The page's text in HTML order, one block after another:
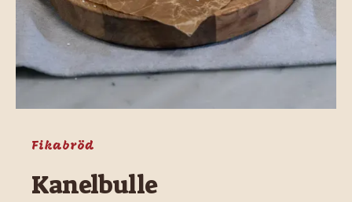
Fikabröd
Kanelbulle